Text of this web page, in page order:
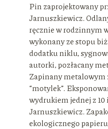
Pin zaprojektowany
Jarnuszkiewicz.
ręcznie w rodzinnym
wykonany ze stopu
dodatku niklu,
autorki, pozłacany
Zapinany metalowym
“motylek”.
wydrukiem jednej z
Jarnuszkiewicz.
ekologicznego